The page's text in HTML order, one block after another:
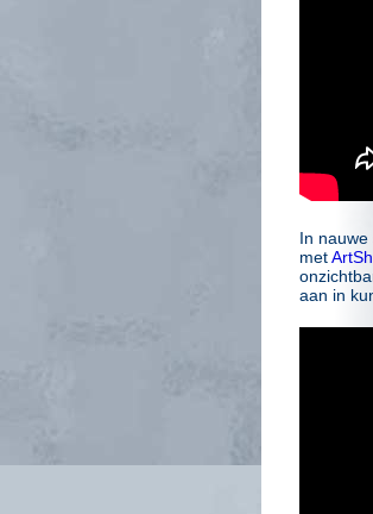
In nauwe
met
aan in